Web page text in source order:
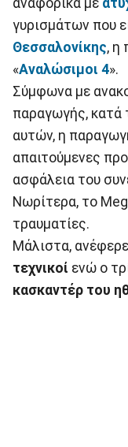
γυρισμάτων που
Θεσσαλονίκης, η
«Αναλώσιμοι 4».
Σύμφωνα με
παραγωγής, κατά
αυτών, η
απαιτούμενες
ασφάλεια του
Νωρίτερα, το
τραυματίες.
Μάλιστα,
τεχνικοί ενώ ο
κασκαντέρ του